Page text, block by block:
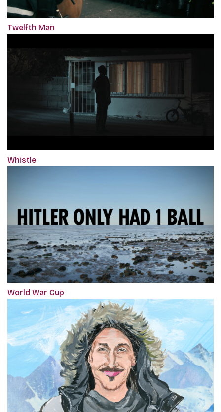
Twelfth Man
Whistle
World War Cup